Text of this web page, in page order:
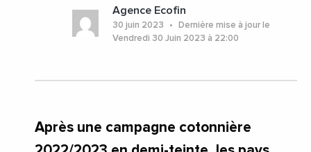
Agence Ecofin
30 juin 2023
Dernière mise à jour le
Vendredi 30 Juin 2023 à 22:00
Après une campagne cotonnière